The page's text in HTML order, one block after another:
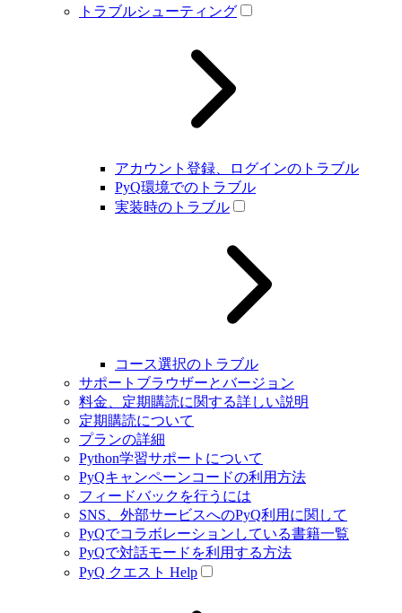
トラブルシューティング
アカウント登録、ログインのトラブル
PyQ環境でのトラブル
実装時のトラブル
コース選択のトラブル
サポートブラウザーとバージョン
料金、定期購読に関する詳しい説明
定期購読について
プランの詳細
Python学習サポートについて
PyQキャンペーンコードの利用方法
フィードバックを行うには
SNS、外部サービスへのPyQ利用に関して
PyQでコラボレーションしている書籍一覧
PyQで対話モードを利用する方法
PyQ クエスト Help